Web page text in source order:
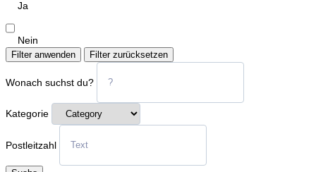
Ja
Nein
Filter anwenden Filter zurücksetzen
Wonach suchst du?
Kategorie
Postleitzahl